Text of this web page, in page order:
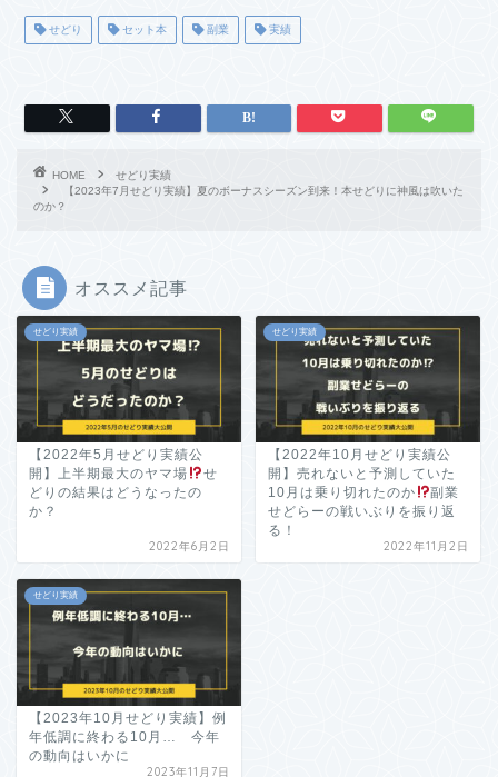
せどり セット本 副業 実績
HOME
せどり実績
【2023年7月せどり実績】夏のボーナスシーズン到来！本せどりに神風は吹いた
のか？
オススメ記事
せどり実績
【2022年5月せどり実績公
開】上半期最大のヤマ場
せ
どりの結果はどうなったの
か？
2022年6月2日
せどり実績
【2022年10月せどり実績公
開】売れないと予測していた
10月は乗り切れたのか
副業
せどらーの戦いぶりを振り返
る！
2022年11月2日
せどり実績
【2023年10月せどり実績】例
年低調に終わる10月… 今年
の動向はいかに
2023年11月7日